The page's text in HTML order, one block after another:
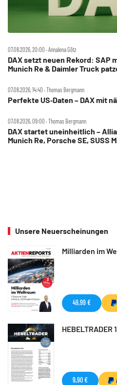
07.08.2026, 20:00 ‧ Annalena Götz
DAX setzt neuen Rekord: SAP
Munich Re & Daimler Truck
07.08.2026, 14:40 ‧ Thomas Bergmann
Perfekte US‑Daten – DAX mit
07.08.2026, 09:00 ‧ Thomas Bergmann
DAX startet uneinheitlich –
Munich Re, Porsche SE, SUSS
Unsere Neuerscheinungen
Milliarden im
49,99 €
HEBELTRADER
9,90 €